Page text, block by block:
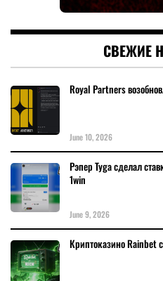
СВЕЖИЕ
Royal Partners
June 10, 2026
Рэпер Tyga сделал
1win
June 9, 2026
Криптоказино Rainbet